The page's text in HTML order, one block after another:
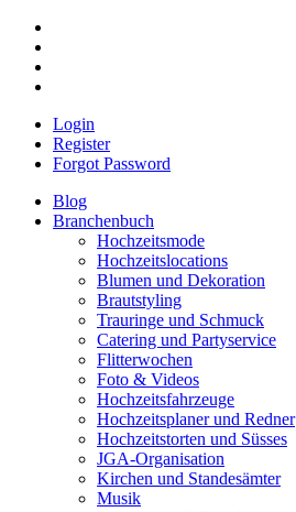
Login
Register
Forgot Password
Blog
Branchenbuch
Hochzeitsmode
Hochzeitslocations
Blumen und Dekoration
Brautstyling
Trauringe und Schmuck
Catering und Partyservice
Flitterwochen
Foto & Videos
Hochzeitsfahrzeuge
Hochzeitsplaner und Redner
Hochzeitstorten und Süsses
JGA-Organisation
Kirchen und Standesämter
Musik